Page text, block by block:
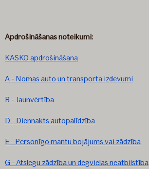
Apdrošināšanas noteikumi:
KASKO apdrošināšana
A - Nomas auto un transporta izdevumi
B - Jaunvērtība
D - Diennakts autopalīdzība
E - Personīgo mantu bojājums vai zādzība
G - Atslēgu zādzība un degvielas neatbilstība